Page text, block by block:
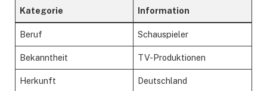
Kategorie Information
Beruf Schauspieler
Bekanntheit TV-Produktionen
Herkunft Deutschland